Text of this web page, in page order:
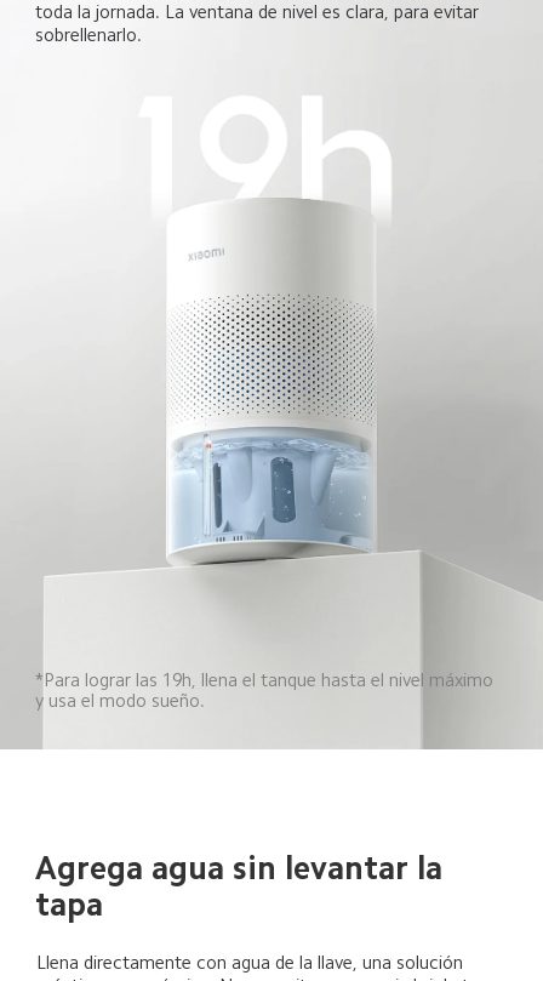
toda la jornada. La ventana de nivel es clara, para evitar
sobrellenarlo.
*Para lograr las 19h, llena el tanque hasta el nivel máximo
y usa el modo sueño.
Agrega agua sin levantar la
tapa
Llena directamente con agua de la llave, una solución